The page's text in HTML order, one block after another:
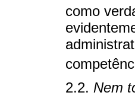
como
2.2. Nem